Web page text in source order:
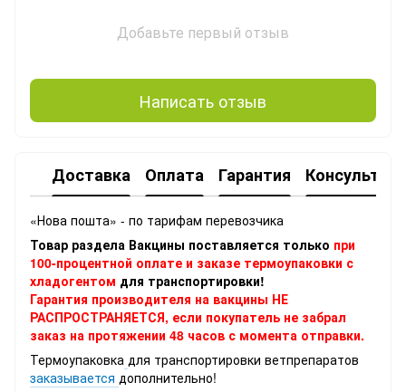
Добавьте первый отзыв
Написать отзыв
Доставка Оплата Гарантия
«Нова пошта» - по тарифам перевозчика
Товар раздела Вакцины поставляется только при
100-процентной оплате и заказе термоупаковки с
хладогентом для транспортировки!
Гарантия производителя на вакцины НЕ
РАСПРОСТРАНЯЕТСЯ, если покупатель не забрал
заказ на протяжении 48 часов с момента отправки.
Термоупаковка для транспортировки ветпрепаратов
заказывается дополнительно!